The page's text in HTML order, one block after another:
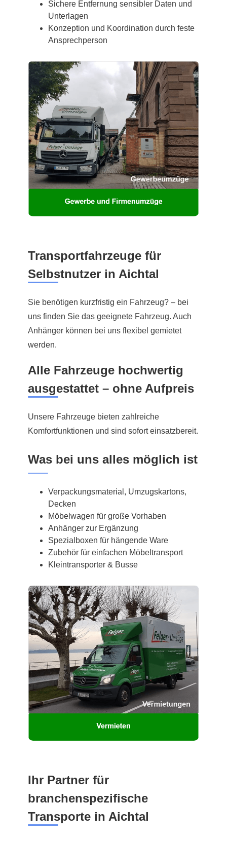
Sichere Entfernung sensibler Daten und
Unterlagen
Konzeption und Koordination durch feste
Ansprechperson
Transportfahrzeuge für
Selbstnutzer in Aichtal
Sie benötigen kurzfristig ein Fahrzeug? – bei
uns finden Sie das geeignete Fahrzeug. Auch
Anhänger können bei uns flexibel gemietet
werden.
Alle Fahrzeuge hochwertig
ausgestattet – ohne Aufpreis
Unsere Fahrzeuge bieten zahlreiche
Komfortfunktionen und sind sofort einsatzbereit.
Was bei uns alles möglich ist
Verpackungsmaterial, Umzugskartons,
Decken
Möbelwagen für große Vorhaben
Anhänger zur Ergänzung
Spezialboxen für hängende Ware
Zubehör für einfachen Möbeltransport
Kleintransporter & Busse
Ihr Partner für
branchenspezifische
Transporte in Aichtal